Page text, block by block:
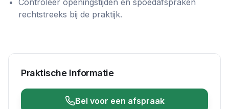
Controleer openingstijden en spoedafspraken
rechtstreeks bij de praktijk.
Praktische Informatie
Bel voor een afspraak